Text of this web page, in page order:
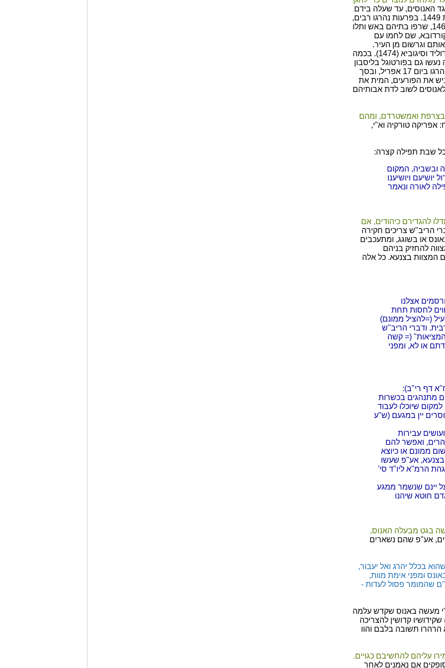
האנוסים, עד שעלה בידם
לעורר פרעות באנוסים בעיר טולידו בשנת 1449. בפרעות נהרגו רבים,
ובזזו את רכושם. שוב פרעו בהם בשנת 1467, שרפו בתיהם באש ותלו
עשו כן בעיר קורדובא, שם לחמו עם
וגרשום מן העיר.
הפרעות התפשטו מעיר לעיר ובהם ואלאדוליד וסיגוביא (1474). בכמה
גם בפורטוגל בליסבון
בשנת 1506. יותר מחמש מאות אנוסים נהרגו ביום 17 אפריל, ובסך
את הפורעים, המית את
לשוב לדת אבותיהם
בצרפת ואמשטרדם, ומהם
אפריקה טורקיה וא"י,
שבת תפילה קצרה:
ובשביה, המקום
יושיעם ויושיענו
לאורה ונאמר
להגדירם כיהודים, אם
הריב"ש צריכים חקירה
או בשוגג, ומתעכבים
להחזיק בניהם
המצוות בצנעא. כל אלה
אצלנו
לחסות תחת
(=להציל ממונם)
ודברי הריב"ש
המציאות" (= קשה
או לא, ומפני
דף רי"ב):
מתנהגים בכשרות
שיוכלו לעבוד
יין במגעם (ש"ע
עבירות
ואפשר להם
ממונם או כיוצא
בצנעא, אע"פ שעשו
הרמ''א ליו"ד סי'
יינם שנשמר ממגע
חוטא שיהנו
בגט מבעלה האנוס,
אע"פ שהם נשארים
בכלל יהרג ואל יעבור,
ומפני אימת מוות,
שהמומר פסול לעדות -
מעשה באנוס שקדש עלמה
קדושין להצריכה
תשובה בלבם והוו
עליהם להחשיבם כגויים.
אם נאמנים לאחר